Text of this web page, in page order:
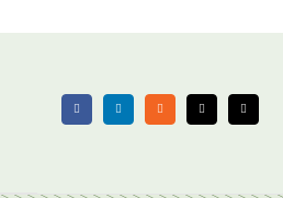
FacebookLinkedIn Rss X Email